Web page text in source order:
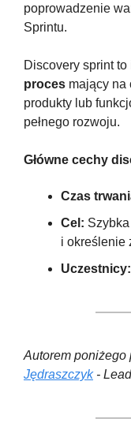
poprowadzenie
Sprintu.
Discovery sprint to
proces mający na
produkty lub
pełnego rozwoju.
Główne cechy
Czas
Cel:
i określenie
Uczestnicy:
Autorem poniżego
Jędraszczyk -